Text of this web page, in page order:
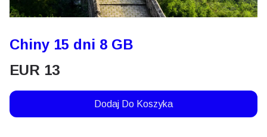
Chiny 15 dni 8 GB
EUR 13
Dodaj Do Koszyka